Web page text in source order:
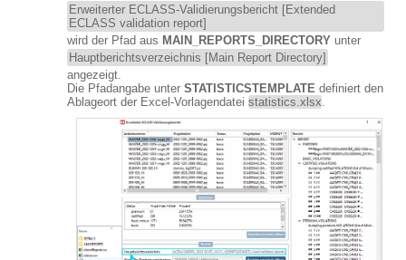
Erweiterter ECLASS-Validierungsbericht [Extended
ECLASS validation report]
wird der Pfad aus MAIN_REPORTS_DIRECTORY unter
Hauptberichtsverzeichnis [Main Report Directory]
angezeigt.
Die Pfadangabe unter STATISTICSTEMPLATE definiert den
Ablageort der Excel-Vorlagendatei statistics.xlsx.